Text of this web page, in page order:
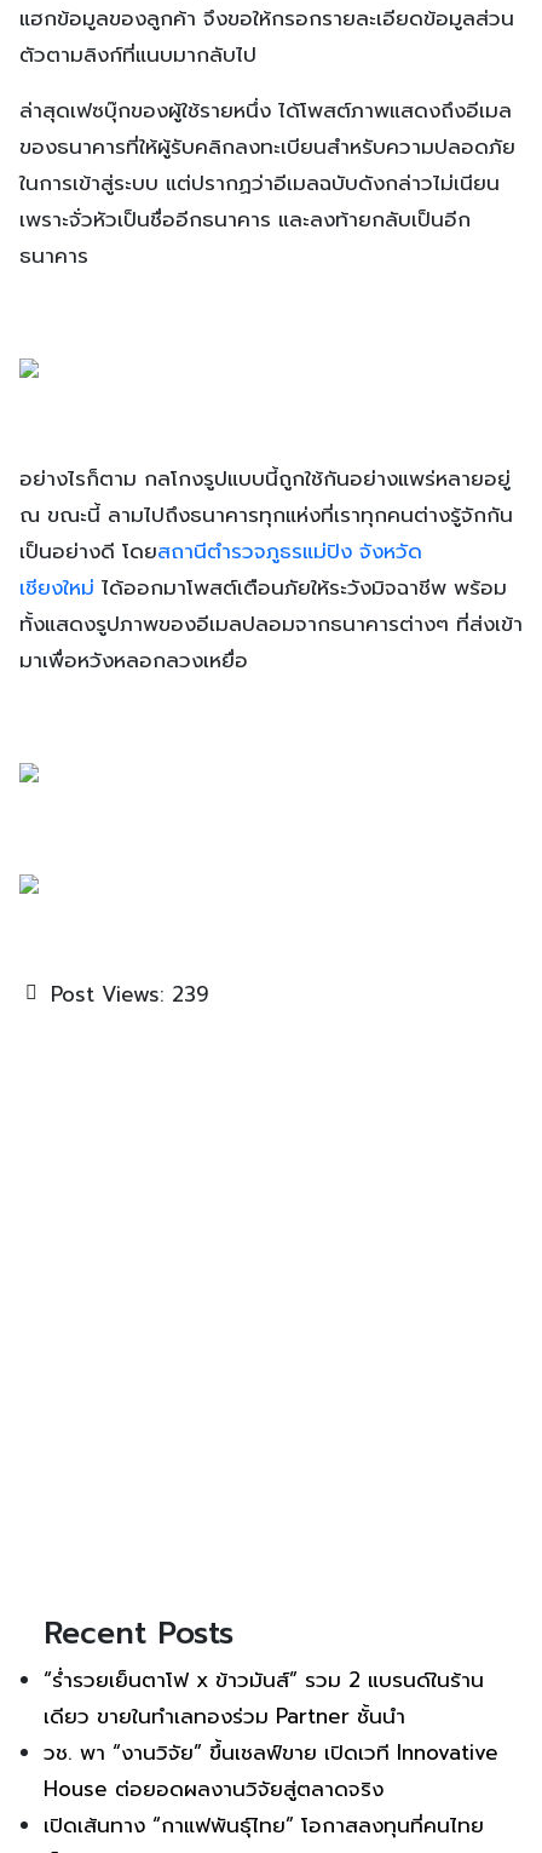
แฮกข้อมูลของลูกค้า จึงขอให้กรอกรายละเอียดข้อมูลส่วน
ตัวตามลิงก์ที่แนบมากลับไป
ล่าสุดเฟซบุ๊กของผู้ใช้รายหนึ่ง ได้โพสต์ภาพแสดงถึงอีเมล
ของธนาคารที่ให้ผู้รับคลิกลงทะเบียนสำหรับความปลอดภัย
ในการเข้าสู่ระบบ แต่ปรากฏว่าอีเมลฉบับดังกล่าวไม่เนียน
เพราะจั่วหัวเป็นชื่ออีกธนาคาร และลงท้ายกลับเป็นอีก
ธนาคาร
อย่างไรก็ตาม กลโกงรูปแบบนี้ถูกใช้กันอย่างแพร่หลายอยู่
ณ ขณะนี้ ลามไปถึงธนาคารทุกแห่งที่เราทุกคนต่างรู้จักกัน
เป็นอย่างดี โดยสถานีตำรวจภูธรแม่ปิง จังหวัด
เชียงใหม่ ได้ออกมาโพสต์เตือนภัยให้ระวังมิจฉาชีพ พร้อม
ทั้งแสดงรูปภาพของอีเมลปลอมจากธนาคารต่างๆ ที่ส่งเข้า
มาเพื่อหวังหลอกลวงเหยื่อ
Post Views: 239
Recent Posts
“ร่ำรวยเย็นตาโฟ x ข้าวมันส์” รวม 2 แบรนด์ในร้าน
เดียว ขายในทำเลทองร่วม Partner ชั้นนำ
วช. พา “งานวิจัย” ขึ้นเชลฟ์ขาย เปิดเวที Innovative
House ต่อยอดผลงานวิจัยสู่ตลาดจริง
เปิดเส้นทาง “กาแฟพันธุ์ไทย” โอกาสลงทุนที่คนไทย